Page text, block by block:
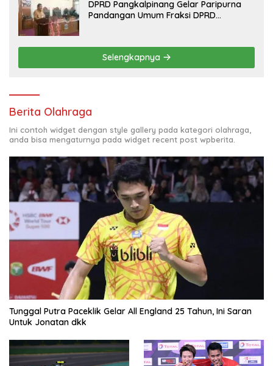
DPRD Pangkalpinang Gelar Paripurna
Pandangan Umum Fraksi DPRD
Selengkapnya
Berita Olahraga
Ini contoh widget dengan style gallery pada kategori olahraga,
anda bisa mengaturnya pada widget recent post wpberita.
Tunggal Putra Paceklik Gelar All England 25 Tahun, Ini Saran
Untuk Jonatan dkk